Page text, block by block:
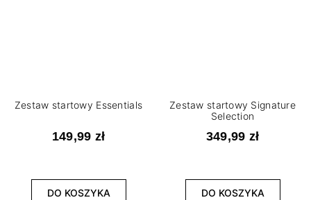
Zestaw startowy Essentials
149,99 zł
DO KOSZYKA
Zestaw startowy Signature
Selection
349,99 zł
DO KOSZYKA